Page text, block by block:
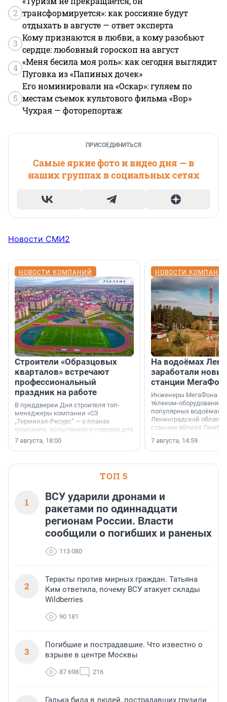
2 трансформируется»: как россияне будут
отдыхать в августе — ответ эксперта
3
Кому признаются в любви, а кому разобьют
сердце: любовный гороскоп на август
4
«Меня бесила моя роль»: как сегодня выглядит
Пуговка из «Папиных дочек»
5
Его номинировали на «Оскар»: гуляем по
местам съемок культового фильма «Вор»
Чухрая — фоторепортаж
ПРИСОЕДИНИТЬСЯ
Самые яркие фото и видео дня — в
наших группах в социальных сетях
Новости СМИ2
НОВОСТИ КОМПАНИЙ
Строители «Образцовых
кварталов» встречают
профессиональный
праздник на работе
В преддверии Дня строителя топ-
менеджеры компании «СЗ
„Терминал-Ресурс“ — о планах
компании, испытаниях и поводах для
осторожного оптимизма.
7 августа, 18:00
НОВОСТИ
На водоёмах
заработали
станции
Инженеры МегаФона
телеком-оборудование
популярных водоёмах
Ленинградской
станции вблизи
недалеко от Большого
водопада.
7 августа, 14:59
ТОП 5
1
ВСУ ударили дронами и
ракетами по одиннадцати
регионам России. Власти
сообщили о погибших и раненых
113 080
2
Теракты против мирных граждан. Татьяна
Ким ответила, почему ВСУ атакует склады
Wildberries
90 181
3
Погибшие и пострадавшие. Что известно о
взрыве в центре Москвы
87 698 216
Галька била в людей, пострадавших грузили